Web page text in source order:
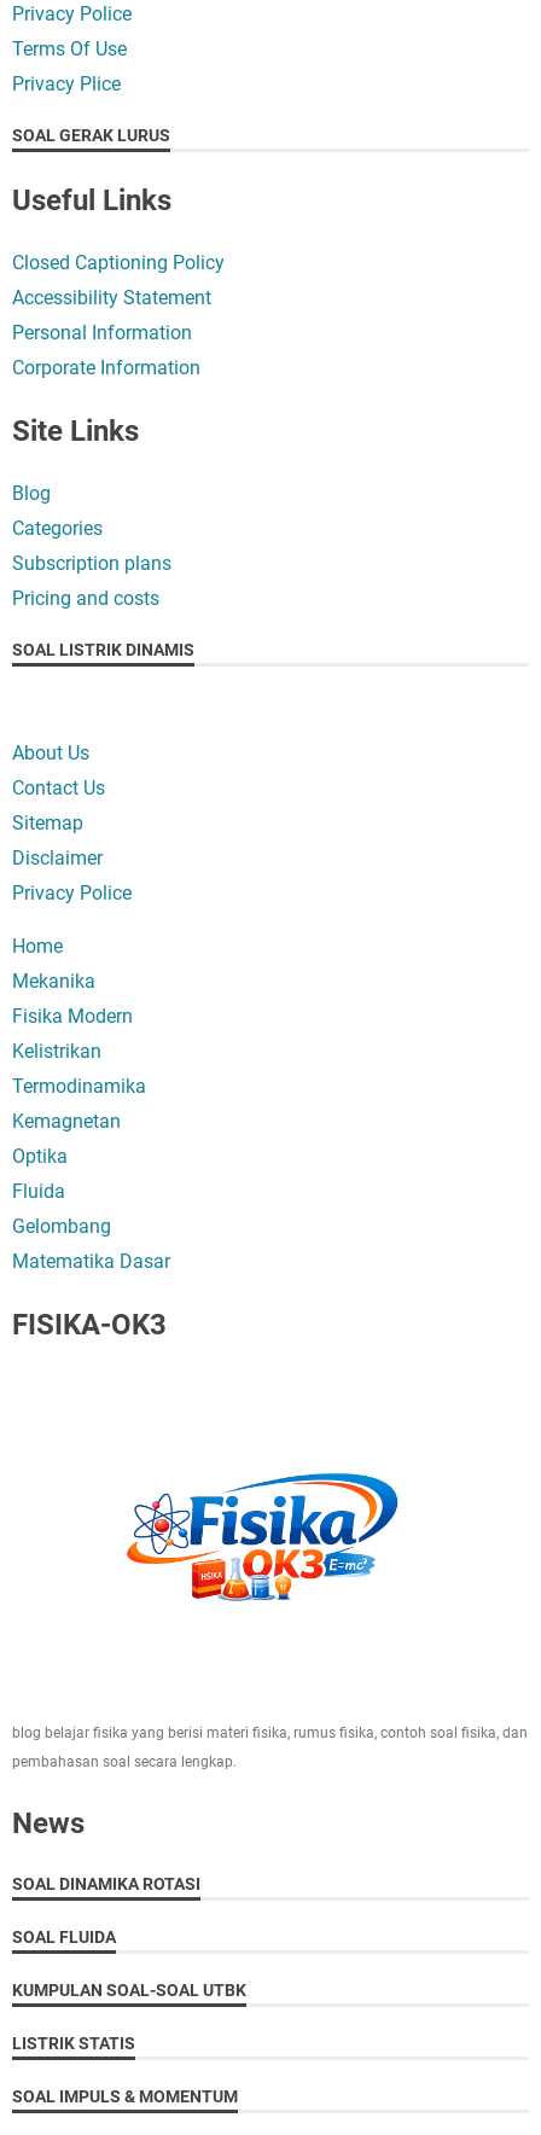
Privacy Police
Terms Of Use
Privacy Plice
SOAL GERAK LURUS
Useful Links
Closed Captioning Policy
Accessibility Statement
Personal Information
Corporate Information
Site Links
Blog
Categories
Subscription plans
Pricing and costs
SOAL LISTRIK DINAMIS
About Us
Contact Us
Sitemap
Disclaimer
Privacy Police
Home
Mekanika
Fisika Modern
Kelistrikan
Termodinamika
Kemagnetan
Optika
Fluida
Gelombang
Matematika Dasar
FISIKA-OK3
blog belajar fisika yang berisi materi fisika, rumus fisika, contoh soal fisika, dan
pembahasan soal secara lengkap.
News
SOAL DINAMIKA ROTASI
SOAL FLUIDA
KUMPULAN SOAL-SOAL UTBK
LISTRIK STATIS
SOAL IMPULS & MOMENTUM